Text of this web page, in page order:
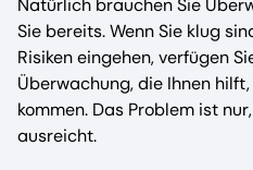
Natürlich brauchen Sie
Sie bereits. Wenn Sie klug
Risiken eingehen, verfügen
Überwachung, die Ihnen
kommen. Das Problem ist
ausreicht.